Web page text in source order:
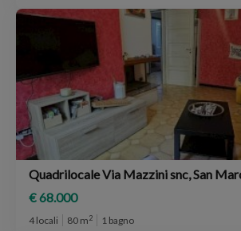
Quadrilocale Via Mazzini snc, San
€ 68.000
4 locali 80 m2 1 bagno